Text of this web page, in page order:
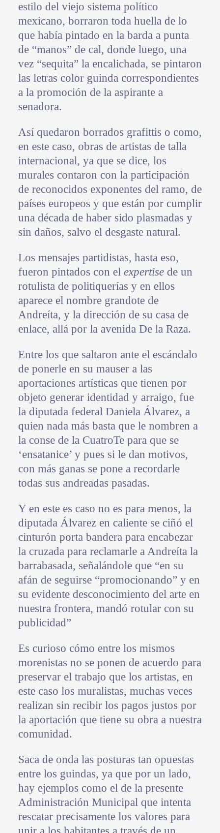
estilo del viejo sistema político
mexicano, borraron toda huella de lo
que había pintado en la barda a punta
de “manos” de cal, donde luego, una
vez “sequita” la encalichada, se pintaron
las letras color guinda correspondientes
a la promoción de la aspirante a
senadora.
Así quedaron borrados grafittis o como,
en este caso, obras de artistas de talla
internacional, ya que se dice, los
murales contaron con la participación
de reconocidos exponentes del ramo, de
países europeos y que están por cumplir
una década de haber sido plasmadas y
sin daños, salvo el desgaste natural.
Los mensajes partidistas, hasta eso,
fueron pintados con el expertisede un
rotulista de politiquerías y en ellos
aparece el nombre grandote de
Andreíta, y la dirección de su casa de
enlace, allá por la avenida De la Raza.
Entre los que saltaron ante el escándalo
de ponerle en su mauser a las
aportaciones artísticas que tienen por
objeto generar identidad y arraigo, fue
la diputada federal Daniela Álvarez, a
quien nada más basta que le nombren a
la conse de la CuatroTe para que se
‘ensatanice’ y pues si le dan motivos,
con más ganas se pone a recordarle
todas sus andreadas pasadas.
Y en este es caso no es para menos, la
diputada Álvarez en caliente se ciñó el
cinturón porta bandera para encabezar
la cruzada para reclamarle a Andreíta la
barrabasada, señalándole que “en su
afán de seguirse “promocionando” y en
su evidente desconocimiento del arte en
nuestra frontera, mandó rotular con su
publicidad”
Es curioso cómo entre los mismos
morenistas no se ponen de acuerdo para
preservar el trabajo que los artistas, en
este caso los muralistas, muchas veces
realizan sin recibir los pagos justos por
la aportación que tiene su obra a nuestra
comunidad.
Saca de onda las posturas tan opuestas
entre los guindas, ya que por un lado,
hay ejemplos como el de la presente
Administración Municipal que intenta
rescatar precisamente los valores para